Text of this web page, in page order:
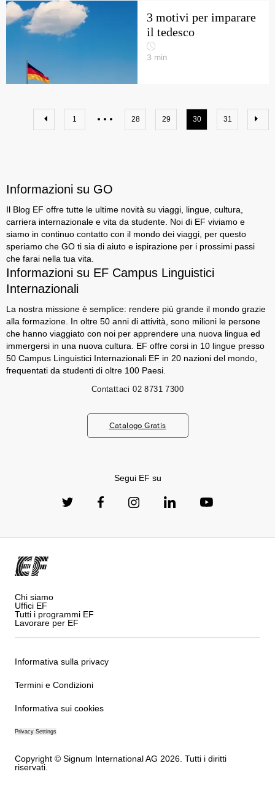
3 motivi per imparare
il tedesco
3 min
1 28 29 30 31
Informazioni su GO
Il Blog EF offre tutte le ultime novità su viaggi, lingue, cultura,
carriera internazionale e vita da studente. Noi di EF viviamo e
siamo in continuo contatto con il mondo dei viaggi, per questo
speriamo che GO ti sia di aiuto e ispirazione per i prossimi passi
che farai nella tua vita.
Informazioni su EF Campus Linguistici
Internazionali
La nostra missione è semplice: rendere più grande il mondo grazie
alla formazione. In oltre 50 anni di attività, sono milioni le persone
che hanno viaggiato con noi per apprendere una nuova lingua ed
immergersi in una nuova cultura. EF offre corsi in 10 lingue presso
50 Campus Linguistici Internazionali EF in 20 nazioni del mondo,
frequentati da studenti di oltre 100 Paesi.
Contattaci 02 8731 7300
Catalogo Gratis
Segui EF su
Chi siamo
Uffici EF
Tutti i programmi EF
Lavorare per EF
Informativa sulla privacy
Termini e Condizioni
Informativa sui cookies
Privacy Settings
Copyright © Signum International AG 2026. Tutti i diritti
riservati.